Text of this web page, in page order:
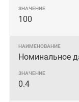
100
Номинальное
0.4